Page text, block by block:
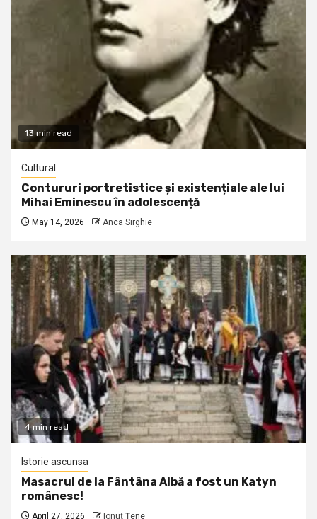
13 min read
Cultural
Contururi portretistice și existențiale ale lui
Mihai Eminescu în adolescență
May 14, 2026 Anca Sirghie
4 min read
Istorie ascunsa
Masacrul de la Fântâna Albă a fost un Katyn
românesc!
April 27, 2026 Ionuţ Ţene